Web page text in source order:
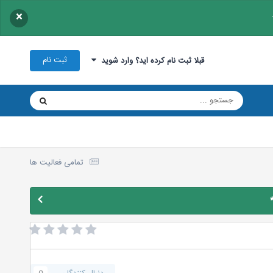
×
قبلا ثبت نام کرده اید؟ وارد شوید ثبت نام
تمامی فعالیت ها